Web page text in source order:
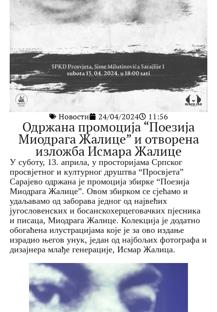
Новости 24/04/2024 11:56
Одржана промоција “Поезија
Миодрага Жалице” и отворена
изложба Исмара Жалице
У суботу, 13. априла, у просторијама Српског
просвјетног и културног друштва “Просвјета”
Сарајево одржана је промоција збирке “Поезија
Миодрага Жалице”. Овом збирком се сјећамо и
удаљавамо од заборава једног од највећих
југословенских и босанскохерцеговачких пјесника
и писаца, Миодрага Жалице. Колекција је додатно
обогаћена илустрацијама које је за ово издање
израдио његов унук, један од најбољих фотографа и
дизајнера млађе генерације, Исмар Жалица.